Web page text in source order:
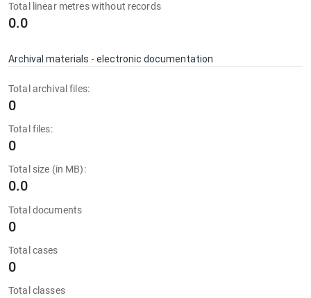
Total linear metres without records
0.0
Archival materials - electronic documentation
Total archival files:
0
Total files:
0
Total size (in MB):
0.0
Total documents
0
Total cases
0
Total classes